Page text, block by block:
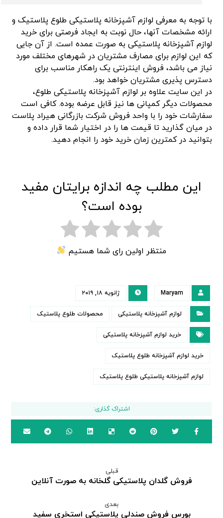
با توجه به معرفی لوازم آشپزخانه پلاستیکی طلوع پلاستیک و
ارائه مشخصات آنها، حال نوبت به ایجاد فرصتی برای خرید
لوازم آشپزخانه پلاستیکی به صورت عمده است. از آن جایی
که این لوازم برای مصارف مشتریان در شهرهای مختلف مورد
نیاز می باشد، فروش اینترنتی یک راهکار مناسب برای
دسترس پذیری مشتریان خواهد بود.
در این سایت علاوه بر لوازم آشپزخانه پلاستیکی طلوع،
محصولات دیگر کمپانی ها نیز قابل عرضه بوده. کافی است
سفارشات خود را با واحد فروش شرکت بازرگانی هیراد پلاست
در میان گذارید تا قیمت ها را در اختیار شما قرار داده و
بتوانید در کمترین زمان خرید خود را انجام دهید.
این مطلب چه اندازه برایتان مفید
بوده است؟
منتظر اولین رای شما هستیم
Maryam ژانویه ۱۸, ۲۰۱۹
لوازم آشپزخانه پلاستیکی محصولات طلوع پلاستیک
خرید لوازم آشپزخانه پلاستیکی
خرید لوازم آشپزخانه طلوع پلاستیک
لوازم آشپزخانه پلاستیکی طلوع پلاستیک
قبلی
فروش گلدان پلاستیکی گلخانه به صورت آنلاین
بعدی
بورس فروش صندلی پلاستیکی استخری سفید